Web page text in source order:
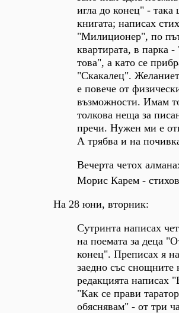
игла до конец" - така
книгата; написах
"Милиционер", по
квартирата, в парка
това", а като се
"Скакалец".
е повече от
възможности. Имам
толкова неща за
пречи. Нужен ми е
А трябва и на
Вечерта четох
Морис Карем -
На 28 юни, вторник:
Сутринта написах
на поемата за деца
конец". Преписах я
заедно със
редакцията написах
"Как се прави
обяснявам" - от три